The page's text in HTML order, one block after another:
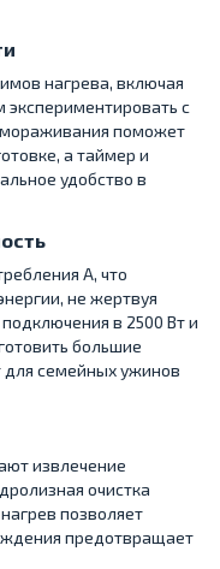
нагрева, включая
экспериментировать с
поможет
а таймер и
удобство в
A, что
не жертвуя
в 2500 Вт и
большие
семейных ужинов
извлечение
очистка
позволяет
предотвращает